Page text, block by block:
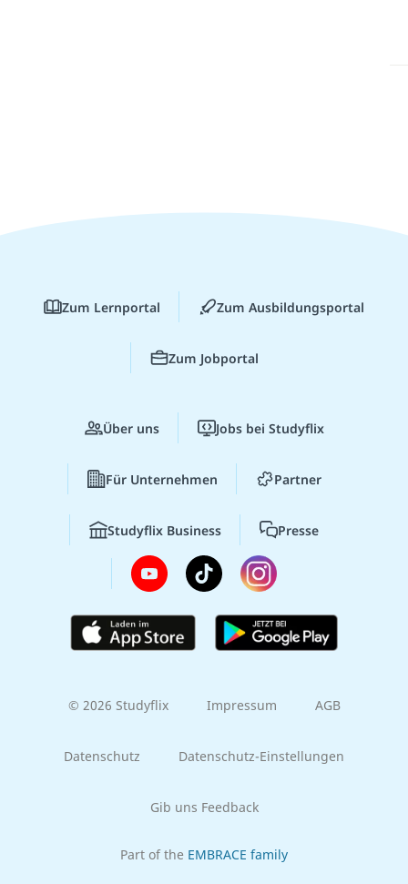
Zum Lernportal Zum Ausbildungsportal
Zum Jobportal
Über uns Jobs bei Studyflix
Für Unternehmen Partner
Studyflix Business Presse
© 2026 Studyflix Impressum AGB
Datenschutz Datenschutz-Einstellungen
Gib uns Feedback
Part of the EMBRACE family